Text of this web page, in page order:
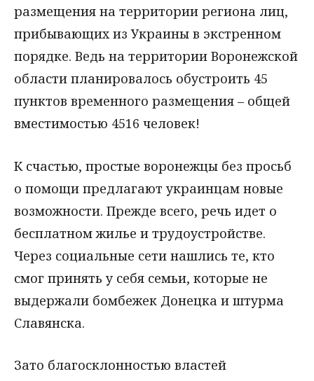
размещения на территории региона лиц,
прибывающих из Украины в экстренном
порядке. Ведь на территории Воронежской
области планировалось обустроить 45
пунктов временного размещения – общей
вместимостью 4516 человек!
К счастью, простые воронежцы без просьб
о помощи предлагают украинцам новые
возможности. Прежде всего, речь идет о
бесплатном жилье и трудоустройстве.
Через социальные сети нашлись те, кто
смог принять у себя семьи, которые не
выдержали бомбежек Донецка и штурма
Славянска.
Зато благосклонностью властей